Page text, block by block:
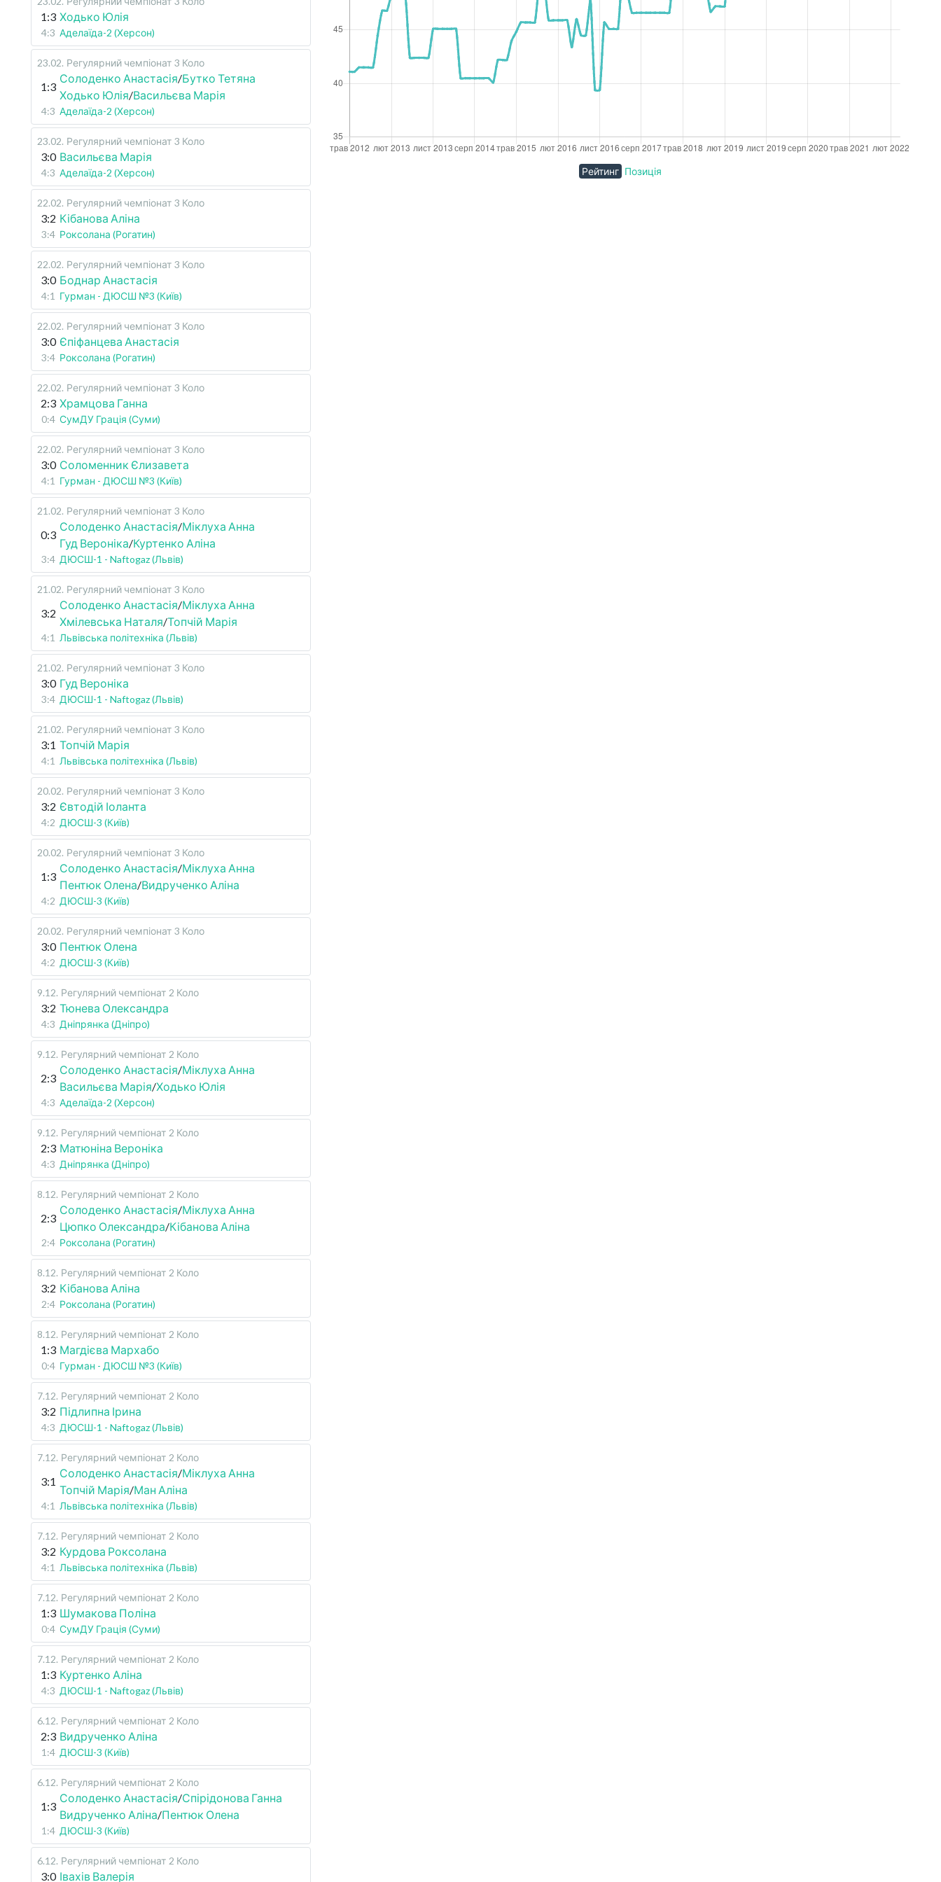
1:3 Ходько Юлія
4:3 Аделаїда-2 (Херсон)
23.02. Регулярний чемпіонат 3 Коло
1:3
Солоденко Анастасія/Бутко Тетяна
Ходько Юлія/Васильєва Марія
4:3 Аделаїда-2 (Херсон)
23.02. Регулярний чемпіонат 3 Коло
3:0 Васильєва Марія
4:3 Аделаїда-2 (Херсон)
22.02. Регулярний чемпіонат 3 Коло
3:2 Кібанова Аліна
3:4 Роксолана (Рогатин)
22.02. Регулярний чемпіонат 3 Коло
3:0 Боднар Анастасія
4:1 Гурман - ДЮСШ №3 (Київ)
22.02. Регулярний чемпіонат 3 Коло
3:0 Єпіфанцева Анастасія
3:4 Роксолана (Рогатин)
22.02. Регулярний чемпіонат 3 Коло
2:3 Храмцова Ганна
0:4 СумДУ Грація (Суми)
22.02. Регулярний чемпіонат 3 Коло
3:0 Соломенник Єлизавета
4:1 Гурман - ДЮСШ №3 (Київ)
21.02. Регулярний чемпіонат 3 Коло
0:3
Солоденко Анастасія/Міклуха Анна
Гуд Вероніка/Куртенко Аліна
3:4 ДЮСШ-1 - Naftogaz (Львів)
21.02. Регулярний чемпіонат 3 Коло
3:2
Солоденко Анастасія/Міклуха Анна
Хмілевська Наталя/Топчій Марія
4:1 Львівська політехніка (Львів)
21.02. Регулярний чемпіонат 3 Коло
3:0 Гуд Вероніка
3:4 ДЮСШ-1 - Naftogaz (Львів)
21.02. Регулярний чемпіонат 3 Коло
3:1 Топчій Марія
4:1 Львівська політехніка (Львів)
20.02. Регулярний чемпіонат 3 Коло
3:2 Євтодій Іоланта
4:2 ДЮСШ-3 (Київ)
20.02. Регулярний чемпіонат 3 Коло
1:3
Солоденко Анастасія/Міклуха Анна
Пентюк Олена/Видрученко Аліна
4:2 ДЮСШ-3 (Київ)
20.02. Регулярний чемпіонат 3 Коло
3:0 Пентюк Олена
4:2 ДЮСШ-3 (Київ)
9.12. Регулярний чемпіонат 2 Коло
3:2 Тюнева Олександра
4:3 Дніпрянка (Дніпро)
9.12. Регулярний чемпіонат 2 Коло
2:3
Солоденко Анастасія/Міклуха Анна
Васильєва Марія/Ходько Юлія
4:3 Аделаїда-2 (Херсон)
9.12. Регулярний чемпіонат 2 Коло
2:3 Матюніна Вероніка
4:3 Дніпрянка (Дніпро)
8.12. Регулярний чемпіонат 2 Коло
2:3
Солоденко Анастасія/Міклуха Анна
Цюпко Олександра/Кібанова Аліна
2:4 Роксолана (Рогатин)
8.12. Регулярний чемпіонат 2 Коло
3:2 Кібанова Аліна
2:4 Роксолана (Рогатин)
8.12. Регулярний чемпіонат 2 Коло
1:3 Магдієва Мархабо
0:4 Гурман - ДЮСШ №3 (Київ)
7.12. Регулярний чемпіонат 2 Коло
3:2 Підлипна Ірина
4:3 ДЮСШ-1 - Naftogaz (Львів)
7.12. Регулярний чемпіонат 2 Коло
3:1
Солоденко Анастасія/Міклуха Анна
Топчій Марія/Ман Аліна
4:1 Львівська політехніка (Львів)
7.12. Регулярний чемпіонат 2 Коло
3:2 Курдова Роксолана
4:1 Львівська політехніка (Львів)
7.12. Регулярний чемпіонат 2 Коло
1:3 Шумакова Поліна
0:4 СумДУ Грація (Суми)
7.12. Регулярний чемпіонат 2 Коло
1:3 Куртенко Аліна
4:3 ДЮСШ-1 - Naftogaz (Львів)
6.12. Регулярний чемпіонат 2 Коло
2:3 Видрученко Аліна
1:4 ДЮСШ-3 (Київ)
6.12. Регулярний чемпіонат 2 Коло
1:3
Солоденко Анастасія/Спірідонова Ганна
Видрученко Аліна/Пентюк Олена
1:4 ДЮСШ-3 (Київ)
6.12. Регулярний чемпіонат 2 Коло
3:0 Івахів Валерія
Рейтинг Позиція